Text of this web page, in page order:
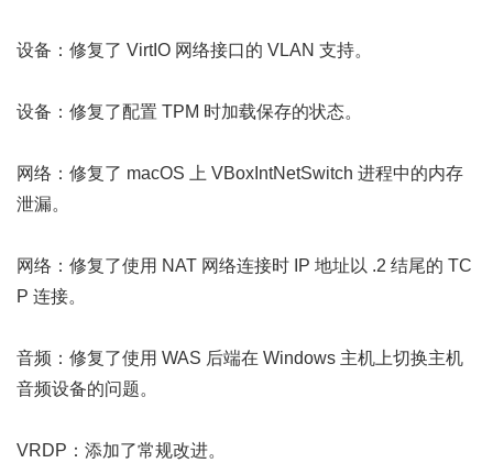
设备：修复了 VirtIO 网络接口的 VLAN 支持。
设备：修复了配置 TPM 时加载保存的状态。
网络：修复了 macOS 上 VBoxIntNetSwitch 进程中的内存
泄漏。
网络：修复了使用 NAT 网络连接时 IP 地址以 .2 结尾的 TC
P 连接。
音频：修复了使用 WAS 后端在 Windows 主机上切换主机
音频设备的问题。
VRDP：添加了常规改进。